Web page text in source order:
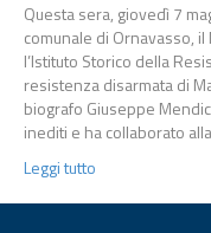
Questa sera, giovedì 7
comunale di Ornavasso,
l’Istituto Storico della
resistenza disarmata di
biografo Giuseppe
inediti e ha collaborato
Leggi tutto